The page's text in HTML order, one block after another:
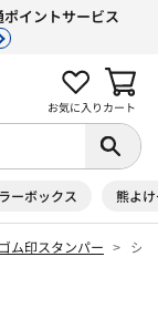
ポイントサービス
お気に入り カート
ーボックス 熊よ
ゴム印スタンパー シ